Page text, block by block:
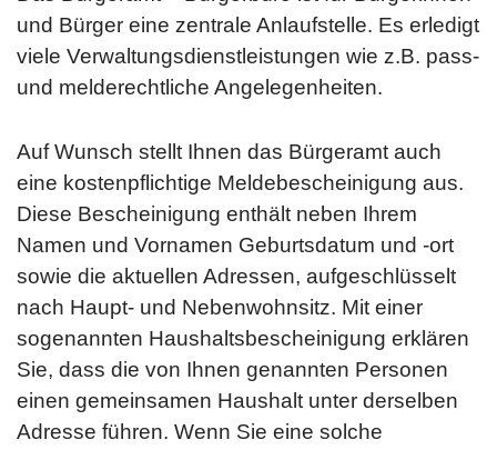
und Bürger eine zentrale Anlaufstelle. Es erledigt
viele Verwaltungsdienstleistungen wie z.B. pass-
und melderechtliche Angelegenheiten.
Auf Wunsch stellt Ihnen das Bürgeramt auch
eine kostenpflichtige Meldebescheinigung aus.
Diese Bescheinigung enthält neben Ihrem
Namen und Vornamen Geburtsdatum und -ort
sowie die aktuellen Adressen, aufgeschlüsselt
nach Haupt- und Nebenwohnsitz. Mit einer
sogenannten Haushaltsbescheinigung erklären
Sie, dass die von Ihnen genannten Personen
einen gemeinsamen Haushalt unter derselben
Adresse führen. Wenn Sie eine solche